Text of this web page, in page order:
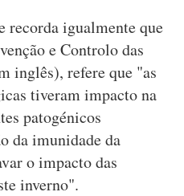
recorda igualmente que
e Controlo das
inglês), refere que "as
tiveram impacto na
patogénicos
da imunidade da
o impacto das
inverno".